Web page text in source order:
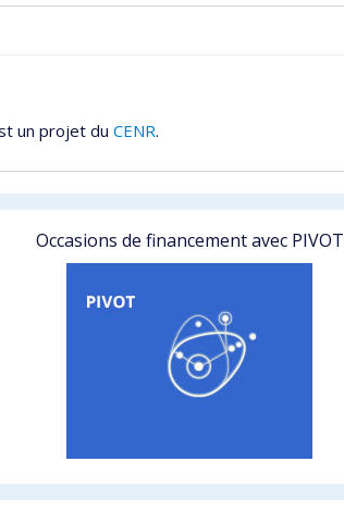
un projet du CENR.
Occasions de financement avec PIVOT